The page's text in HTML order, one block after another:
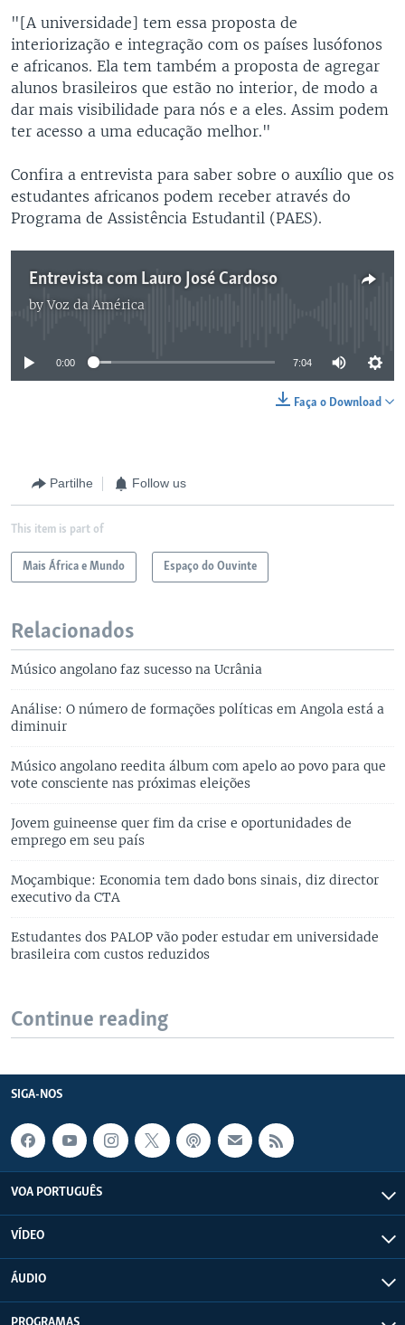
"[A universidade] tem essa proposta de
interiorização e integração com os países lusófonos
e africanos. Ela tem também a proposta de agregar
alunos brasileiros que estão no interior, de modo a
dar mais visibilidade para nós e a eles. Assim podem
ter acesso a uma educação melhor."
Confira a entrevista para saber sobre o auxílio que os
estudantes africanos podem receber através do
Programa de Assistência Estudantil (PAES).
Entrevista com Lauro José Cardoso
byVoz da América
No media source currently available
0:00 7:04
Faça o Download
Partilhe Follow us
This item is part of
Mais África e Mundo Espaço do Ouvinte
Relacionados
Músico angolano faz sucesso na Ucrânia
Análise: O número de formações políticas em Angola está a
diminuir
Músico angolano reedita álbum com apelo ao povo para que
vote consciente nas próximas eleições
Jovem guineense quer fim da crise e oportunidades de
emprego em seu país
Moçambique: Economia tem dado bons sinais, diz director
executivo da CTA
Estudantes dos PALOP vão poder estudar em universidade
brasileira com custos reduzidos
Continue reading
SIGA-NOS
VOA PORTUGUÊS
VÍDEO
ÁUDIO